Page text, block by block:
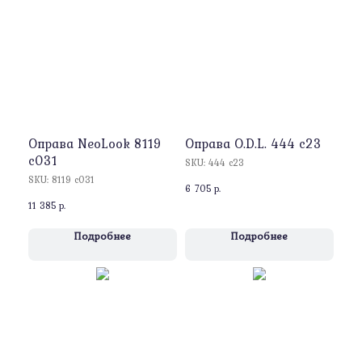
Оправа NeoLook 8119
c031
SKU: 8119 c031
11 385 р.
Подробнее
Оправа O.D.L. 444 c23
SKU: 444 c23
6 705 р.
Подробнее